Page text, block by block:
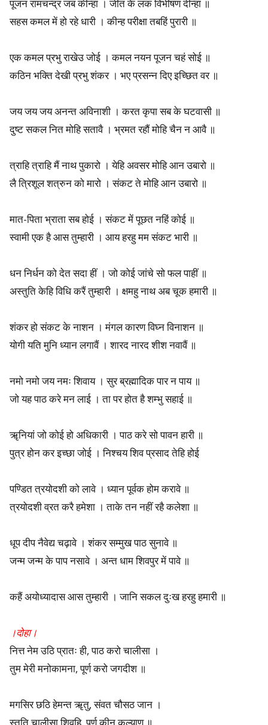
i
e
B
o
d
i
e
s
?
पूजन रामचन्द्र जब कीन्हा । जीत के लंक विभीषण दीन्हा ॥
सहस कमल में हो रहे धारी । कीन्ह परीक्षा तबहिं पुरारी ॥
एक कमल प्रभु राखेउ जोई । कमल नयन पूजन चहं सोई ॥
कठिन भक्ति देखी प्रभु शंकर । भए प्रसन्न दिए इच्छित वर ॥
जय जय जय अनन्त अविनाशी । करत कृपा सब के घटवासी ॥
दुष्ट सकल नित मोहि सतावै । भ्रमत रहौं मोहि चैन न आवै ॥
त्राहि त्राहि मैं नाथ पुकारो । येहि अवसर मोहि आन उबारो ॥
लै त्रिशूल शत्रुन को मारो । संकट ते मोहि आन उबारो ॥
मात-पिता भ्राता सब होई । संकट में पूछत नहिं कोई ॥
स्वामी एक है आस तुम्हारी । आय हरहु मम संकट भारी ॥
धन निर्धन को देत सदा हीं । जो कोई जांचे सो फल पाहीं ॥
अस्तुति केहि विधि करैं तुम्हारी । क्षमहु नाथ अब चूक हमारी ॥
शंकर हो संकट के नाशन । मंगल कारण विघ्न विनाशन ॥
योगी यति मुनि ध्यान लगावैं । शारद नारद शीश नवावैं ॥
नमो नमो जय नमः शिवाय । सुर ब्रह्मादिक पार न पाय ॥
जो यह पाठ करे मन लाई । ता पर होत है शम्भु सहाई ॥
ॠनियां जो कोई हो अधिकारी । पाठ करे सो पावन हारी ॥
पुत्र होन कर इच्छा जोई । निश्चय शिव प्रसाद तेहि होई
पण्डित त्रयोदशी को लावे । ध्यान पूर्वक होम करावे ॥
त्रयोदशी व्रत करै हमेशा । ताके तन नहीं रहै कलेशा ॥
धूप दीप नैवेद्य चढ़ावे । शंकर सम्मुख पाठ सुनावे ॥
जन्म जन्म के पाप नसावे । अन्त धाम शिवपुर में पावे ॥
कहैं अयोध्यादास आस तुम्हारी । जानि सकल दुःख हरहु हमारी ॥
।दोहा।
नित्त नेम उठि प्रातः ही, पाठ करो चालीसा ।
तुम मेरी मनोकामना, पूर्ण करो जगदीश ॥
मगसिर छठि हेमन्त ॠतु, संवत चौसठ जान ।
स्तुति चालीसा शिवहि, पूर्ण कीन कल्याण ॥